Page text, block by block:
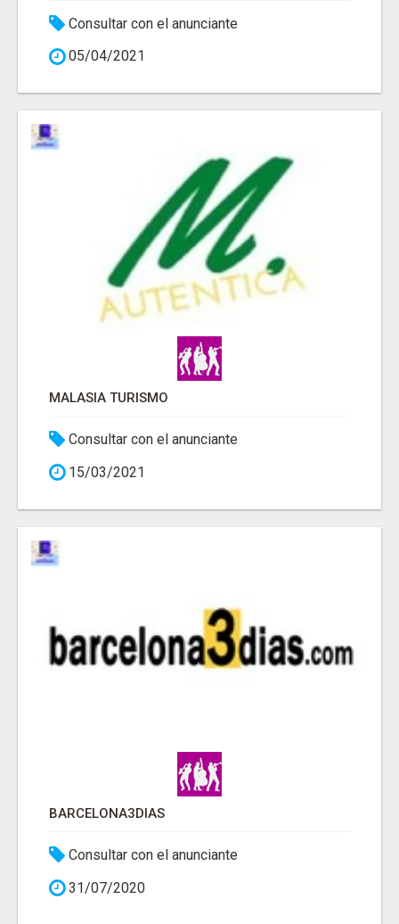
Consultar con el anunciante
05/04/2021
MALASIA TURISMO
Consultar con el anunciante
15/03/2021
BARCELONA3DIAS
Consultar con el anunciante
31/07/2020